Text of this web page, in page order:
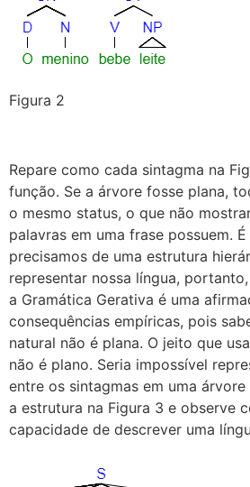
Figura 2
Repare como cada sintagma na
função. Se a árvore fosse plana,
o mesmo status, o que não
palavras em uma frase possuem.
precisamos de uma estrutura
representar nossa língua,
a Gramática Gerativa é uma
consequências empíricas, pois
natural não é plana. O jeito que
não é plano. Seria impossível
entre os sintagmas em uma
a estrutura na Figura 3 e observe
capacidade de descrever uma